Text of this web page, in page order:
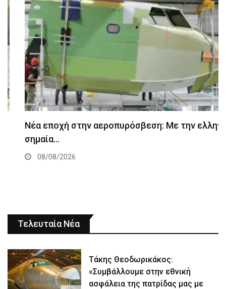
Νέα εποχή στην αεροπυρόσβεση: Με την ελληνική
σημαία…
08/08/2026
Τελευταία Νέα
Τάκης Θεοδωρικάκος:
«Συμβάλλουμε στην εθνική
ασφάλεια της πατρίδας μας με